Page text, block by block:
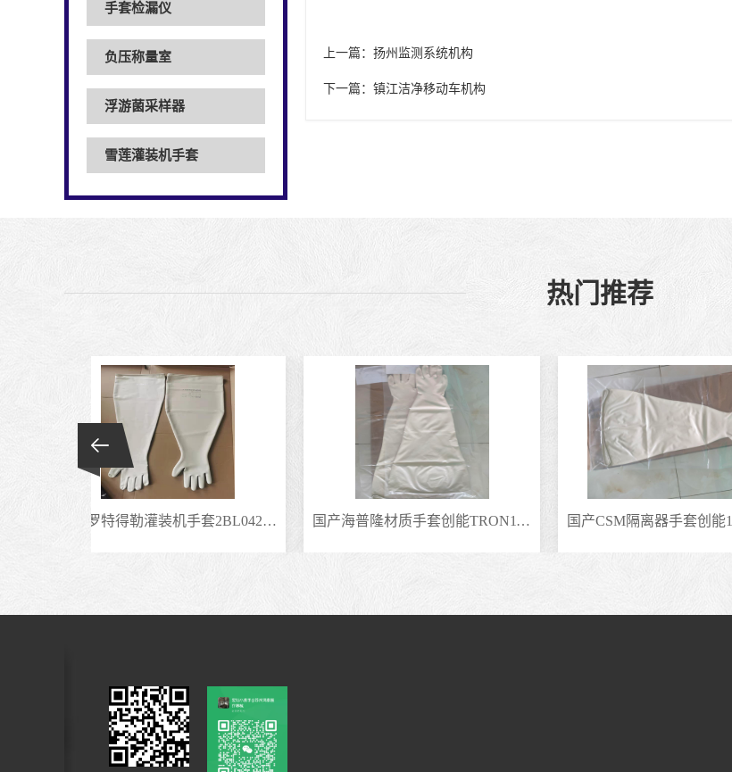
手套检漏仪
负压称量室
浮游菌采样器
雪莲灌装机手套
上一篇： 扬州监测系统机构
下一篇： 镇江洁净移动车机构
热门推荐
国产海普隆材质手套创能TRON11-204替代霍尼伟尔诺斯8Y1532隔离器手套 国产CSM隔离器手套创能11-200替代霍尼伟尔手套海普隆材质手套TRONPOWER长臂手套